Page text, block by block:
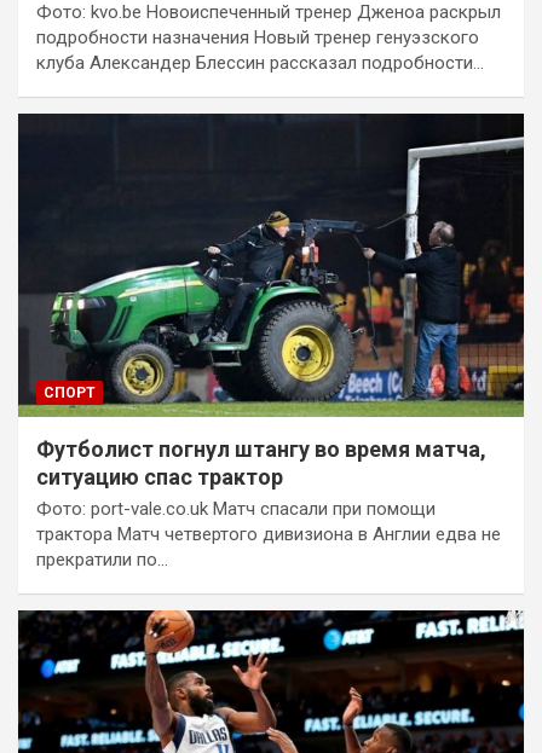
Фото: kvo.be Новоиспеченный тренер Дженоа раскрыл
подробности назначения Новый тренер генуэзского
клуба Александер Блессин рассказал подробности…
СПОРТ
Футболист погнул штангу во время матча,
ситуацию спас трактор
Фото: port-vale.co.uk Матч спасали при помощи
трактора Матч четвертого дивизиона в Англии едва не
прекратили по…